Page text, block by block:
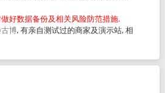
好数据备份及相关风险防范措施.
古博, 有亲自测试过的商家及演示站, 相